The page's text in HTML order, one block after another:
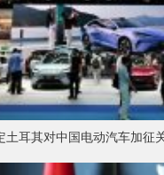
土耳其对中国电动汽车加征